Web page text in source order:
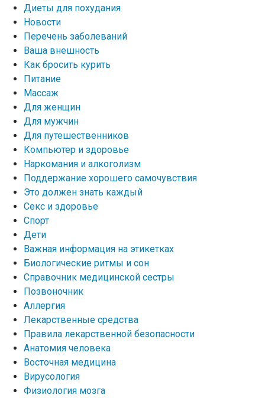
Диеты для похудания
Новости
Перечень заболеваний
Ваша внешность
Как бросить курить
Питание
Массаж
Для женщин
Для мужчин
Для путешественников
Компьютер и здоровье
Наркомания и алкоголизм
Поддержание хорошего самочувствия
Это должен знать каждый
Секс и здоровье
Спорт
Дети
Важная информация на этикетках
Биологические ритмы и сон
Справочник медицинской сестры
Позвоночник
Аллергия
Лекарственные средства
Правила лекарственной безопасности
Aнатомия человека
Восточная медицина
Вирусология
Физиология мозга